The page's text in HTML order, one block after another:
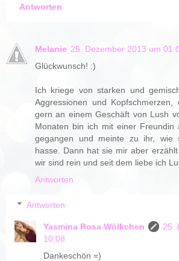
Antworten
Melanie 25. Dezember 2013 um
Glückwunsch! :)
Ich kriege von starken und
Aggressionen und
gern an einem Geschäft von Lush
Monaten bin ich mit einer Freundin
gegangen und meinte zu ihr, wie
hasse. Dann hat sie mir aber
wir sind rein und seit dem liebe ich
Antworten
Antworten
Yasmina Rosa Wölkchen
25.
10:08
Dankeschön =)